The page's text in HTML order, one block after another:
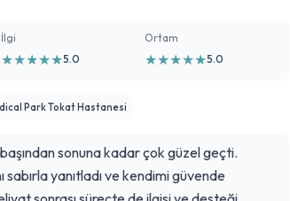
İlgi
★★★★★5.0
Ortam
★★★★★5.0
Park Tokat Hastanesi
sonuna kadar çok güzel geçti.
yanıtladı ve kendimi güvende